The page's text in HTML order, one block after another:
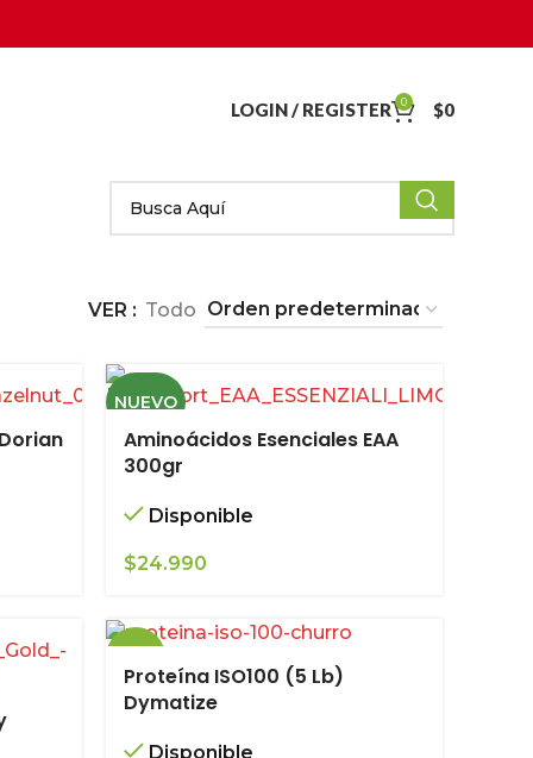
LOGIN / REGISTER 0 $0
VER Todo
NUEVO
Aminoácidos Esenciales EAA
300gr
Disponible
$24.990
Proteína ISO100 (5 Lb)
Dymatize
Disponible